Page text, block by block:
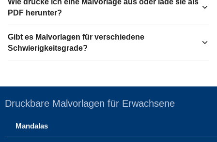
Wie drucke ich eine Malvorlage aus oder lade sie als
PDF herunter?
Gibt es Malvorlagen für verschiedene
Schwierigkeitsgrade?
Druckbare Malvorlagen für Erwachsene
Mandalas